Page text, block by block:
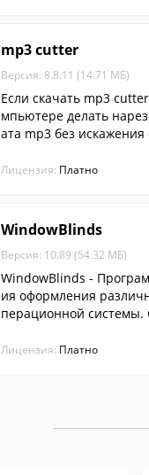
mp3 cutter
Версия: 8.8.11 (14.71 МБ)
Если скачать mp3
мпьютере делать
ата mp3 без искажения
Лицензия: Платно
WindowBlinds
Версия: 10.89 (54.32 МБ)
WindowBlinds -
ия оформления
перационной
роить тему
Лицензия: Платно